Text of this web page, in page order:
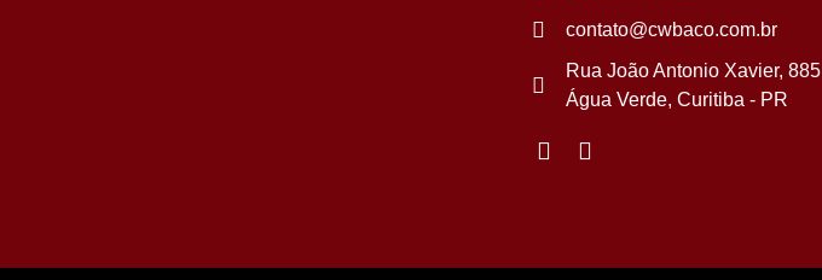
contato@cwbaco.com.br
Rua João Antonio Xavier, 885
Água Verde, Curitiba - PR